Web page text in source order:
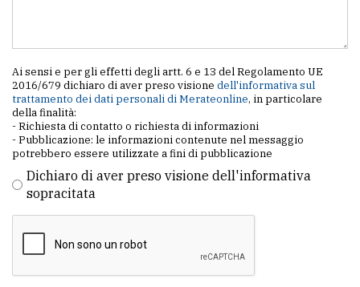
Ai sensi e per gli effetti degli artt. 6 e 13 del Regolamento UE
2016/679 dichiaro di aver preso visione dell'informativa sul
trattamento dei dati personali di Merateonline, in particolare
della finalità:
- Richiesta di contatto o richiesta di informazioni
- Pubblicazione: le informazioni contenute nel messaggio
potrebbero essere utilizzate a fini di pubblicazione
Dichiaro di aver preso visione dell'informativa
sopracitata